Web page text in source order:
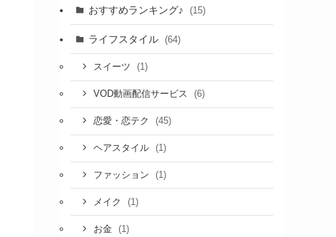
おすすめランキング♪ (15)
ライフスタイル (64)
スイーツ (1)
VOD動画配信サービス (6)
恋愛・恋テク (45)
ヘアスタイル (1)
ファッション (1)
メイク (1)
お金 (1)